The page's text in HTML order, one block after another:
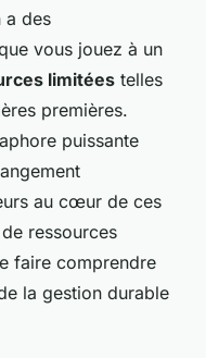
a des
vous jouez à un
limitées telles
premières.
puissante
au cœur de ces
ressources
faire comprendre
la gestion durable